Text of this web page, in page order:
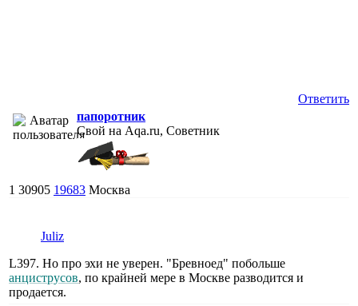
Ответить
папоротник
Свой на Aqa.ru, Советник
1 30905 19683 Москва
Juliz
L397. Но про эхи не уверен. "Бревноед" побольше
анциструсов, по крайней мере в Москве разводится и
продается.